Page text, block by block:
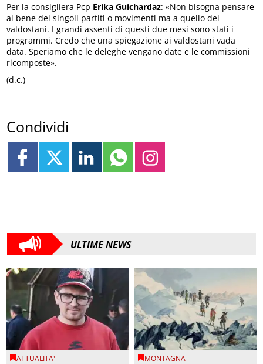
Per la consigliera Pcp Erika Guichardaz: «Non bisogna pensare
al bene dei singoli partiti o movimenti ma a quello dei
valdostani. I grandi assenti di questi due mesi sono stati i
programmi. Credo che una spiegazione ai valdostani vada
data. Speriamo che le deleghe vengano date e le commissioni
ricomposte».
(d.c.)
Condividi
ULTIME NEWS
ATTUALITA' MONTAGNA